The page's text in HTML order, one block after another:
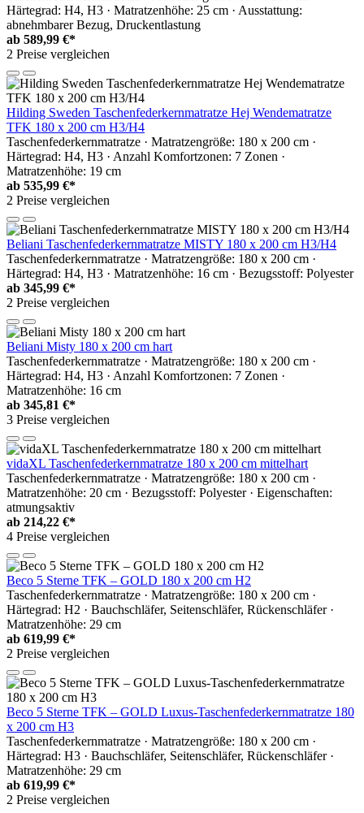
Härtegrad: H4, H3 · Matratzenhöhe: 25 cm · Ausstattung:
abnehmbarer Bezug, Druckentlastung
ab 589,99 €*
2 Preise vergleichen
Hilding Sweden Taschenfederkernmatratze Hej Wendematratze
TFK 180 x 200 cm H3/H4
Taschenfederkernmatratze · Matratzengröße: 180 x 200 cm ·
Härtegrad: H4, H3 · Anzahl Komfortzonen: 7 Zonen ·
Matratzenhöhe: 19 cm
ab 535,99 €*
2 Preise vergleichen
Beliani Taschenfederkernmatratze MISTY 180 x 200 cm H3/H4
Taschenfederkernmatratze · Matratzengröße: 180 x 200 cm ·
Härtegrad: H4, H3 · Matratzenhöhe: 16 cm · Bezugsstoff: Polyester
ab 345,99 €*
2 Preise vergleichen
Beliani Misty 180 x 200 cm hart
Taschenfederkernmatratze · Matratzengröße: 180 x 200 cm ·
Härtegrad: H4, H3 · Anzahl Komfortzonen: 7 Zonen ·
Matratzenhöhe: 16 cm
ab 345,81 €*
3 Preise vergleichen
vidaXL Taschenfederkernmatratze 180 x 200 cm mittelhart
Taschenfederkernmatratze · Matratzengröße: 180 x 200 cm ·
Matratzenhöhe: 20 cm · Bezugsstoff: Polyester · Eigenschaften:
atmungsaktiv
ab 214,22 €*
4 Preise vergleichen
Beco 5 Sterne TFK – GOLD 180 x 200 cm H2
Taschenfederkernmatratze · Matratzengröße: 180 x 200 cm ·
Härtegrad: H2 · Bauchschläfer, Seitenschläfer, Rückenschläfer ·
Matratzenhöhe: 29 cm
ab 619,99 €*
2 Preise vergleichen
Beco 5 Sterne TFK – GOLD Luxus-Taschenfederkernmatratze 180
x 200 cm H3
Taschenfederkernmatratze · Matratzengröße: 180 x 200 cm ·
Härtegrad: H3 · Bauchschläfer, Seitenschläfer, Rückenschläfer ·
Matratzenhöhe: 29 cm
ab 619,99 €*
2 Preise vergleichen